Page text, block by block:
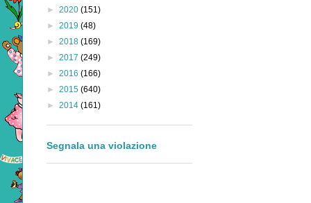
► 2020 (151)
► 2019 (48)
► 2018 (169)
► 2017 (249)
► 2016 (166)
► 2015 (640)
► 2014 (161)
Segnala una violazione